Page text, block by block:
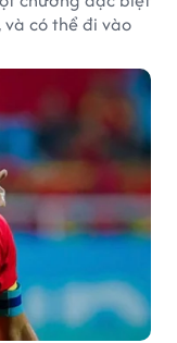
có thể đi vào